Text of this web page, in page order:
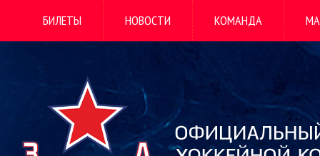
БИЛЕТЫ НОВОСТИ КОМАНДА